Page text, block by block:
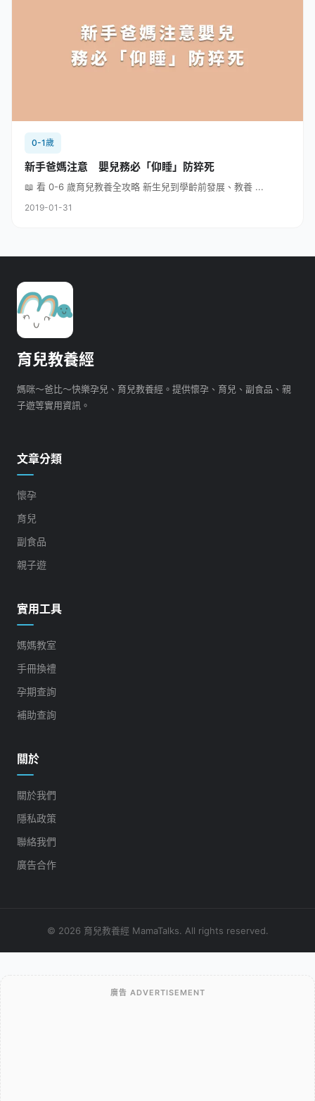
0-1歲
新手爸媽注意 嬰兒務必「仰睡」防猝死
📖 看 0-6 歲育兒教養全攻略 新生兒到學齡前發展、教養 ...
2019-01-31
育兒教養經
媽咪～爸比～快樂孕兒、育兒教養經。提供懷孕、育兒、副食品、親
子遊等實用資訊。
文章分類
懷孕
育兒
副食品
親子遊
實用工具
媽媽教室
手冊換禮
孕期查詢
補助查詢
關於
關於我們
隱私政策
聯絡我們
廣告合作
© 2026 育兒教養經 MamaTalks. All rights reserved.
廣告 ADVERTISEMENT